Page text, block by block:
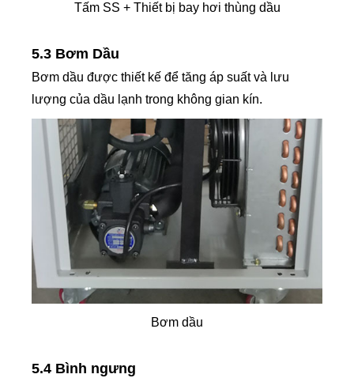
Tấm SS + Thiết bị bay hơi thùng dầu
5.3 Bơm Dầu
Bơm dầu được thiết kế để tăng áp suất và lưu
lượng của dầu lạnh trong không gian kín.
Bơm dầu
5.4 Bình ngưng